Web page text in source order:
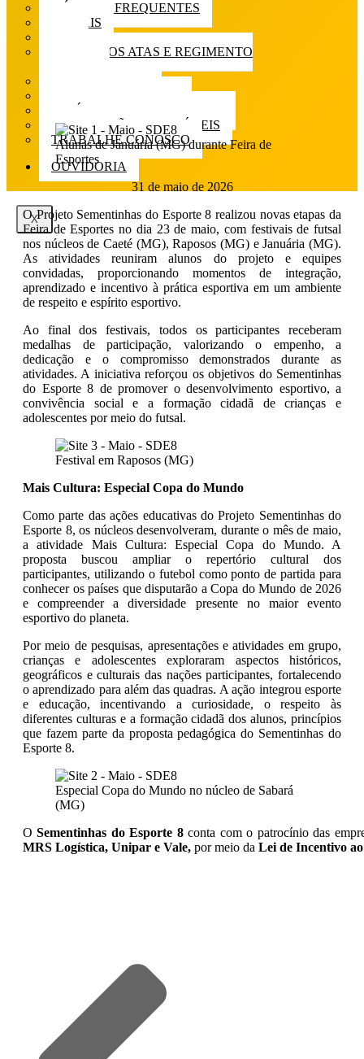
DÚVIDAS FREQUENTES
EDITAIS
ESTATUTOS ATAS E REGIMENTO
PUBLICAÇÕES CONTÁBEIS
TRABALHE CONOSCO
OUVIDORIA
X
Alunas de Januária (MG) durante Feira de
Esportes
31 de maio de 2026
O Projeto Sementinhas do Esporte 8 realizou novas etapas da
Feira de Esportes no dia 23 de maio, com festivais de futsal
nos núcleos de Caeté (MG), Raposos (MG) e Januária (MG).
As atividades reuniram alunos do projeto e equipes
convidadas, proporcionando momentos de integração,
aprendizado e incentivo à prática esportiva em um ambiente
de respeito e espírito esportivo.
Ao final dos festivais, todos os participantes receberam
medalhas de participação, valorizando o empenho, a
dedicação e o compromisso demonstrados durante as
atividades. A iniciativa reforçou os objetivos do Sementinhas
do Esporte 8 de promover o desenvolvimento esportivo, a
convivência social e a formação cidadã de crianças e
adolescentes por meio do futsal.
Festival em Raposos (MG)
Mais Cultura: Especial Copa do Mundo
Como parte das ações educativas do Projeto Sementinhas do
Esporte 8, os núcleos desenvolveram, durante o mês de maio,
a atividade Mais Cultura: Especial Copa do Mundo. A
proposta buscou ampliar o repertório cultural dos
participantes, utilizando o futebol como ponto de partida para
conhecer os países que disputarão a Copa do Mundo de 2026
e compreender a diversidade presente no maior evento
esportivo do planeta.
Por meio de pesquisas, apresentações e atividades em grupo,
crianças e adolescentes exploraram aspectos históricos,
geográficos e culturais das nações participantes, fortalecendo
o aprendizado para além das quadras. A ação integrou esporte
e educação, incentivando a curiosidade, o respeito às
diferentes culturas e a formação cidadã dos alunos, princípios
que fazem parte da proposta pedagógica do Sementinhas do
Esporte 8.
Especial Copa do Mundo no núcleo de Sabará
(MG)
OSementinhas do Esporte 8conta com o patrocínio das
MRS Logística, Unipar e Vale, por meio da Lei de Incentivo